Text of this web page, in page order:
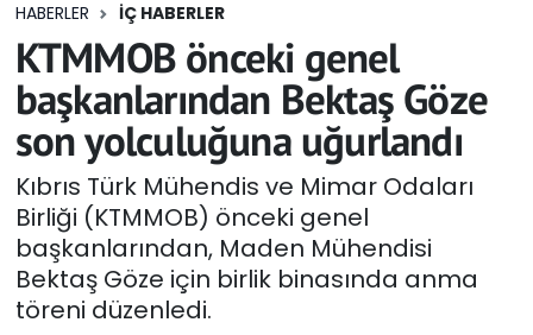
HABERLER İÇ HABERLER
KTMMOB önceki genel
başkanlarından Bektaş Göze
son yolculuğuna uğurlandı
Kıbrıs Türk Mühendis ve Mimar Odaları
Birliği (KTMMOB) önceki genel
başkanlarından, Maden Mühendisi
Bektaş Göze için birlik binasında anma
töreni düzenledi.
Eğitim
Ekonomi
Foto Galeri
GEZİ
Güncel
Gündem
Tüm Manşetler
Son Dakika Haberleri
Haber Arşivi